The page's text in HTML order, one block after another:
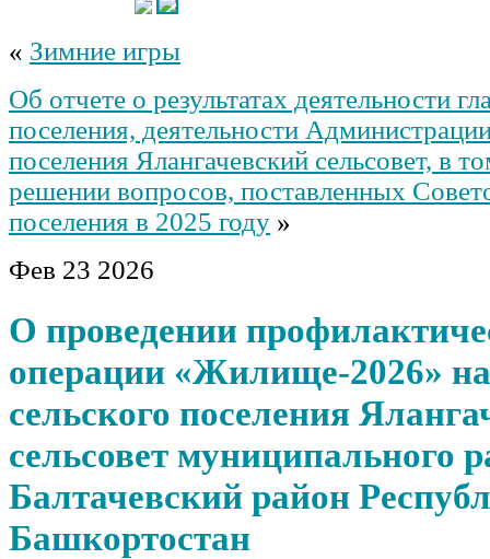
« Зимние игры
Об отчете о результатах деятельности
поселения, деятельности
поселения Ялангачевский сельсовет, в
решении вопросов, поставленных
поселения в 2025 году »
Фев 23 2026
О проведении
операции «Жилище-2026»
сельского поселения
сельсовет муниципального
Балтачевский район
Башкортостан